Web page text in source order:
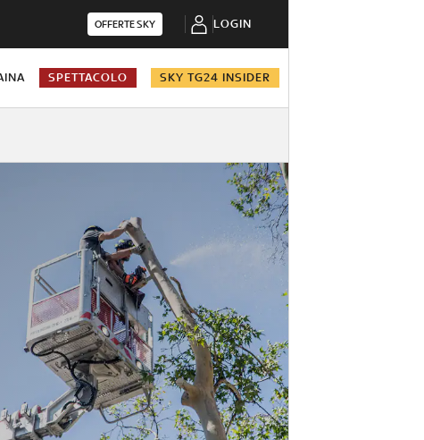
OFFERTE SKY LOGIN
SPETTACOLO SKY TG24 INSIDER